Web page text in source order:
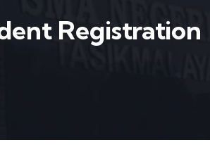
Registration